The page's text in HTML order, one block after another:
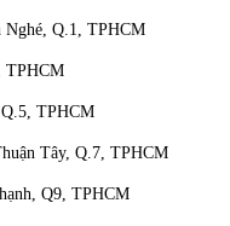
Nghé, Q.1, TPHCM
TPHCM
TPHCM
Tây, Q.7, TPHCM
Q9, TPHCM